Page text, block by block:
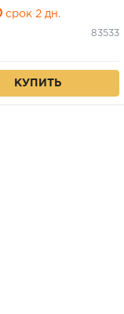
срок 2 дн.
83533
КУПИТЬ